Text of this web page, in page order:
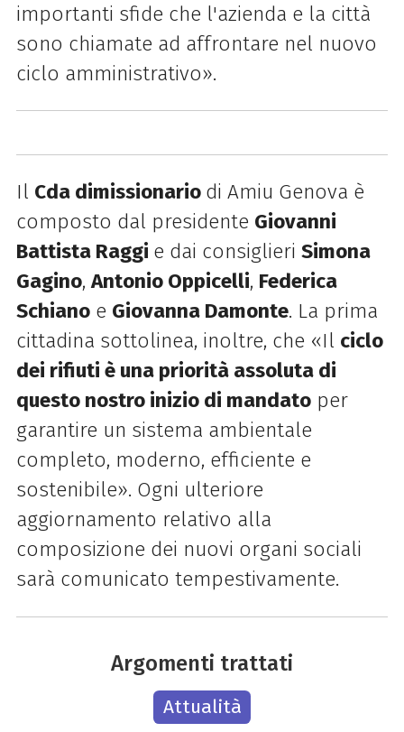
importanti sfide che l'azienda e la città
sono chiamate ad affrontare nel nuovo
ciclo amministrativo».
Il Cda dimissionario di Amiu Genova è
composto dal presidente Giovanni
Battista Raggi e dai consiglieri Simona
Gagino,Antonio Oppicelli, Federica
Schianoe Giovanna Damonte. La prima
cittadina sottolinea, inoltre, che «Il ciclo
dei rifiuti è una priorità assoluta di
questo nostro inizio di mandatoper
garantire un sistema ambientale
completo, moderno, efficiente e
sostenibile». Ogni ulteriore
aggiornamento relativo alla
composizione dei nuovi organi sociali
sarà comunicato tempestivamente.
Argomenti trattati
Attualità